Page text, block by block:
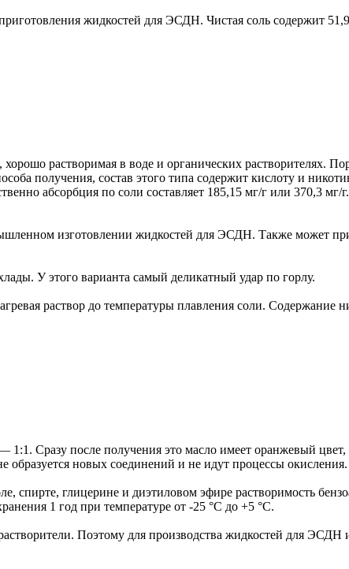
жидкостей для ЭСДН. Чистая соль содержит
растворимая в воде и органических растворителях.
получения, состав этого типа содержит кислоту и
абсорбция по соли составляет 185,15 мг/г или 370,3
изготовлении жидкостей для ЭСДН. Также может
У этого варианта самый деликатный удар по горлу.
раствор до температуры плавления соли. Содержание
Сразу после получения это масло имеет оранжевый цвет,
новых соединений и не идут процессы окисления.
спирте, глицерине и диэтиловом эфире растворимость
1 год при температуре от -25 °C до +5 °C.
Поэтому для производства жидкостей для ЭСДН